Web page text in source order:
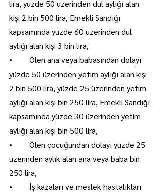
lira, yüzde 50 üzerinden dul aylığı alan
kişi 2 bin 500 lira, Emekli Sandığı
kapsamında yüzde 60 üzerinden dul
aylığı alan kişi 3 bin lira,
•	Ölen ana veya babasından dolayı
yüzde 50 üzerinden yetim aylığı alan kişi
2 bin 500 lira, yüzde 25 üzerinden yetim
aylığı alan kişi bin 250 lira, Emekli Sandığı
kapsamında yüzde 30 üzerinden yetim
aylığı alan kişi bin 500 lira,
•	Ölen çocuğundan dolayı yüzde 25
üzerinden aylık alan ana veya baba bin
250 lira,
•	İş kazaları ve meslek hastalıkları